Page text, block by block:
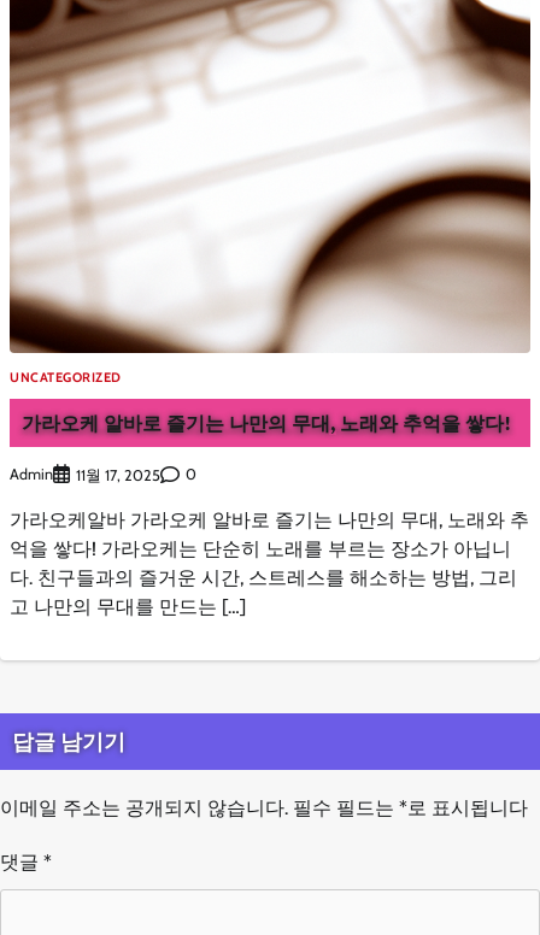
UNCATEGORIZED
가라오케 알바로 즐기는 나만의 무대, 노래와 추억을 쌓다!
Admin 11월 17, 2025 0
가라오케알바 가라오케 알바로 즐기는 나만의 무대, 노래와 추
억을 쌓다! 가라오케는 단순히 노래를 부르는 장소가 아닙니
다. 친구들과의 즐거운 시간, 스트레스를 해소하는 방법, 그리
고 나만의 무대를 만드는 […]
답글 남기기
이메일 주소는 공개되지 않습니다. 필수 필드는 *로 표시됩니다
댓글 *